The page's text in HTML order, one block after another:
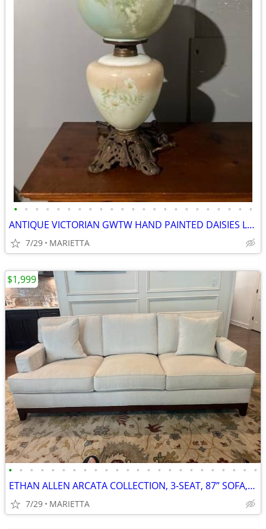
• • • • • • • • • • • • • • • • • • • • • • •
ANTIQUE VICTORIAN GWTW HAND PAINTED DAISIES LAMP, 9” GLOBE ORIG FAMILY
7/29 MARIETTA
• • • • • • • • • • • • • • • • • • • • • • • •
ETHAN ALLEN ARCATA COLLECTION, 3-SEAT, 87” SOFA, DESI PEARL, EX COND.
7/29 MARIETTA
$1,999